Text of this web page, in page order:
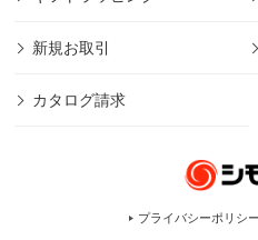
新規お取引
カタログ請求
プライバシーポリシー